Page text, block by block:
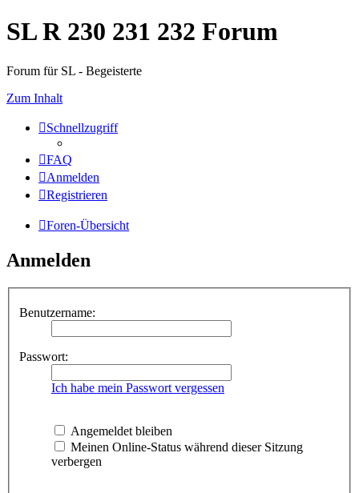
SL R 230 231 232 Forum
Forum für SL - Begeisterte
Zum Inhalt
Schnellzugriff
FAQ
Anmelden
Registrieren
Foren-Übersicht
Anmelden
Benutzername:
Passwort:
Ich habe mein Passwort vergessen
Angemeldet bleiben
Meinen Online-Status während dieser Sitzung
verbergen